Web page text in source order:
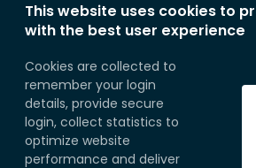
Kontaktieren Sie uns
Eurosoap
Sprietestraat 166
B-8792 Desselgem
Belgium
Telefoon:+32 (0) 56 71 49 77
This website uses cookies to
with the best user experience
Cookies are collected to
remember your login
details, provide secure
login, collect statistics to
optimize website
performance and deliver